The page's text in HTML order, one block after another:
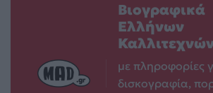
Βιογραφικά
Ελλήνων
με πληροφορίες
δισκογραφία,